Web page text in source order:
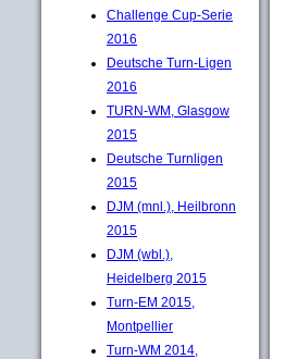
Challenge Cup-Serie
2016
Deutsche Turn-Ligen
2016
TURN-WM, Glasgow
2015
Deutsche Turnligen
2015
DJM (mnl.), Heilbronn
2015
DJM (wbl.),
Heidelberg 2015
Turn-EM 2015,
Montpellier
Turn-WM 2014,